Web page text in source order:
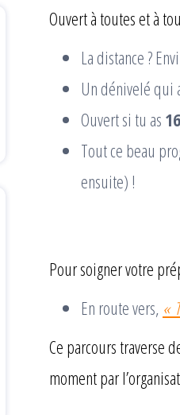
Ouvert à toutes et à
La distance ?
Un dénivelé qui
Ouvert si tu as
Tout ce beau
ensuite) !
Pour soigner votre
En route vers, «
Ce parcours traverse
moment par